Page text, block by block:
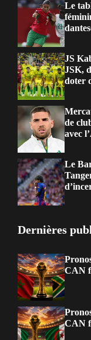
Le
JS
JSK,
doter
de
avec
Le
Dernières
CAN
CAN